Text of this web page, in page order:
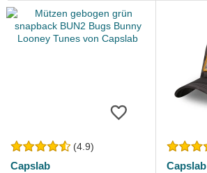
(4.9)
Capslab
Capslab